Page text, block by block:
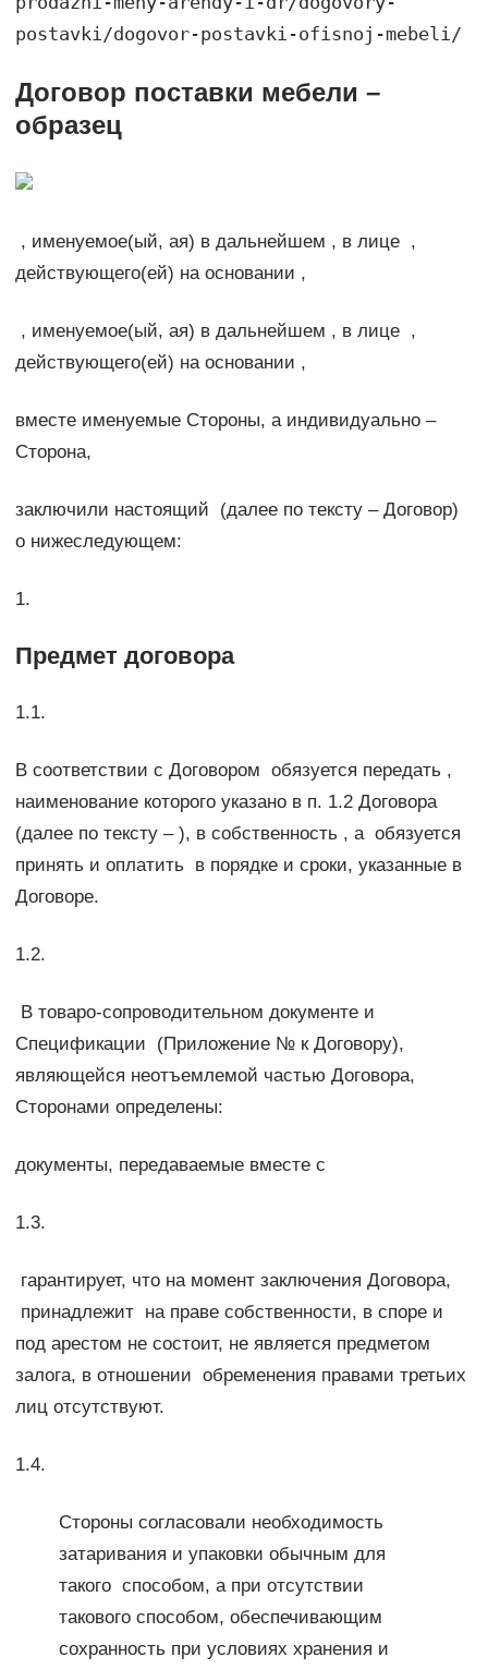
postavki/dogovor-postavki-ofisnoj-mebeli/
Договор поставки мебели –
образец
, именуемое(ый, ая) в дальнейшем , в лице ,
действующего(ей) на основании ,
, именуемое(ый, ая) в дальнейшем , в лице ,
действующего(ей) на основании ,
вместе именуемые Стороны, а индивидуально –
Сторона,
заключили настоящий (далее по тексту – Договор)
о нижеследующем:
1.
Предмет договора
1.1.
В соответствии с Договором обязуется передать ,
наименование которого указано в п. 1.2 Договора
(далее по тексту – ), в собственность , а обязуется
принять и оплатить в порядке и сроки, указанные в
Договоре.
1.2.
В товаро-сопроводительном документе и
Спецификации (Приложение № к Договору),
являющейся неотъемлемой частью Договора,
Сторонами определены:
документы, передаваемые вместе с
1.3.
гарантирует, что на момент заключения Договора,
принадлежит на праве собственности, в споре и
под арестом не состоит, не является предметом
залога, в отношении обременения правами третьих
лиц отсутствуют.
1.4.
Стороны согласовали необходимость
затаривания и упаковки обычным для
такого способом, а при отсутствии
такового способом, обеспечивающим
сохранность при условиях хранения и